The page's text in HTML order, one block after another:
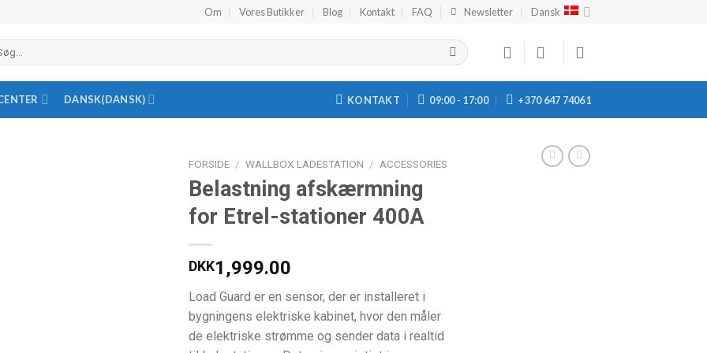
Om Vores Butikker Blog Kontakt FAQ Newsletter Dansk
DANSK(DANSK) KONTAKT 09:00 - 17:00 +370 647 74061
FORSIDE / WALLBOX LADESTATION / ACCESSORIES
Belastning afskærmning
for Etrel-stationer 400A
DKK1,999.00
Load Guard er en sensor, der er installeret i
bygningens elektriske kabinet, hvor den måler
de elektriske strømme og sender data i realtid